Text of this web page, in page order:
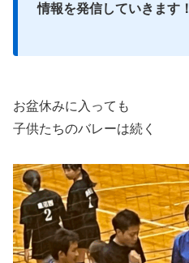
情報を発信していきます！
お盆休みに入っても
子供たちのバレーは続く